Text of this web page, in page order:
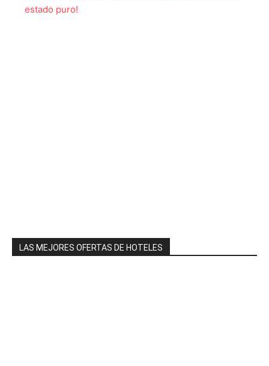
estado puro!
LAS MEJORES OFERTAS DE HOTELES